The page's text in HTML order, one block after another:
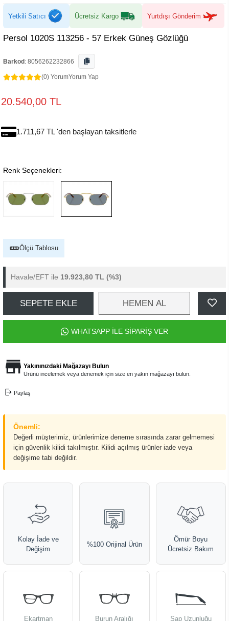
Yetkili Satıcı Ücretsiz Kargo Yurtdışı Gönderim
Persol 1020S 113256 - 57 Erkek Güneş Gözlüğü
Barkod : 8056262232866
(0) YorumYorum Yap
20.540,00 TL
1.711,67 TL 'den başlayan taksitlerle
Renk Seçenekleri:
Ölçü Tablosu
Havale/EFT ile 19.923,80 TL (%3)
SEPETE EKLE HEMEN AL
WHATSAPP İLE SİPARİŞ VER
Yakınınızdaki Mağazayı Bulun
Ürünü incelemek veya denemek için size en yakın mağazayı bulun.
Paylaş
Önemli:
Değerli müşterimiz, ürünlerimize deneme sırasında zarar gelmemesi
için güvenlik kilidi takılmıştır. Kilidi açılmış ürünler iade veya
değişime tabi değildir.
Kolay İade ve
Değişim
%100 Orijinal Ürün
Ömür Boyu
Ücretsiz Bakım
Ekartman Burun Aralığı Sap Uzunluğu